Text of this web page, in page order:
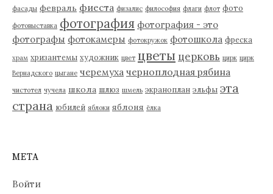
фасады февраль фиеста физалис философия флаги флот фото
фотовыставка фотография фотография - это
фотографы фотокамеры фотокружок фотошкола фреска
храм хризантемы художник цвет цветы церковь цирк цирк
Вернадского цыгане черемуха черноплодная рябина
чистотел чучела школа шлюз шмель экраноплан эльфы эта
страна юбилей яблоки яблоня ёлка
МЕТА
Войти